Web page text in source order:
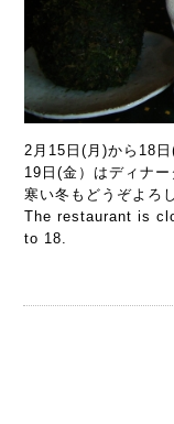
2月15日(月)から18
19日(金）はディナ
寒い冬もどうぞよろ
The restaurant is
to 18.